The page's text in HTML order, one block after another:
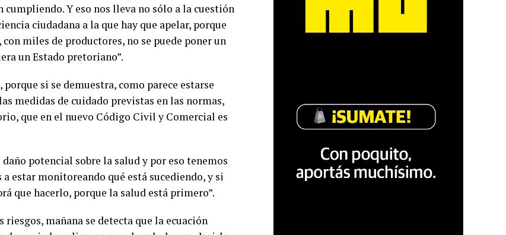
cumpliendo. Y eso nos lleva no sólo a la cuestión
ciudadana a la que hay que apelar, porque
miles de productores, no se puede poner un
un Estado pretoriano”.
si se demuestra, como parece estarse
medidas de cuidado previstas en las normas,
que en el nuevo Código Civil y Comercial es
potencial sobre la salud y por eso tenemos
estar monitoreando qué está sucediendo, y si
que hacerlo, porque la salud está primero”.
mañana se detecta que la ecuación